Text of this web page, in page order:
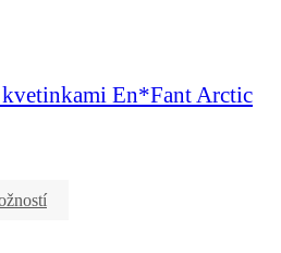
kvetinkami En*Fant Arctic